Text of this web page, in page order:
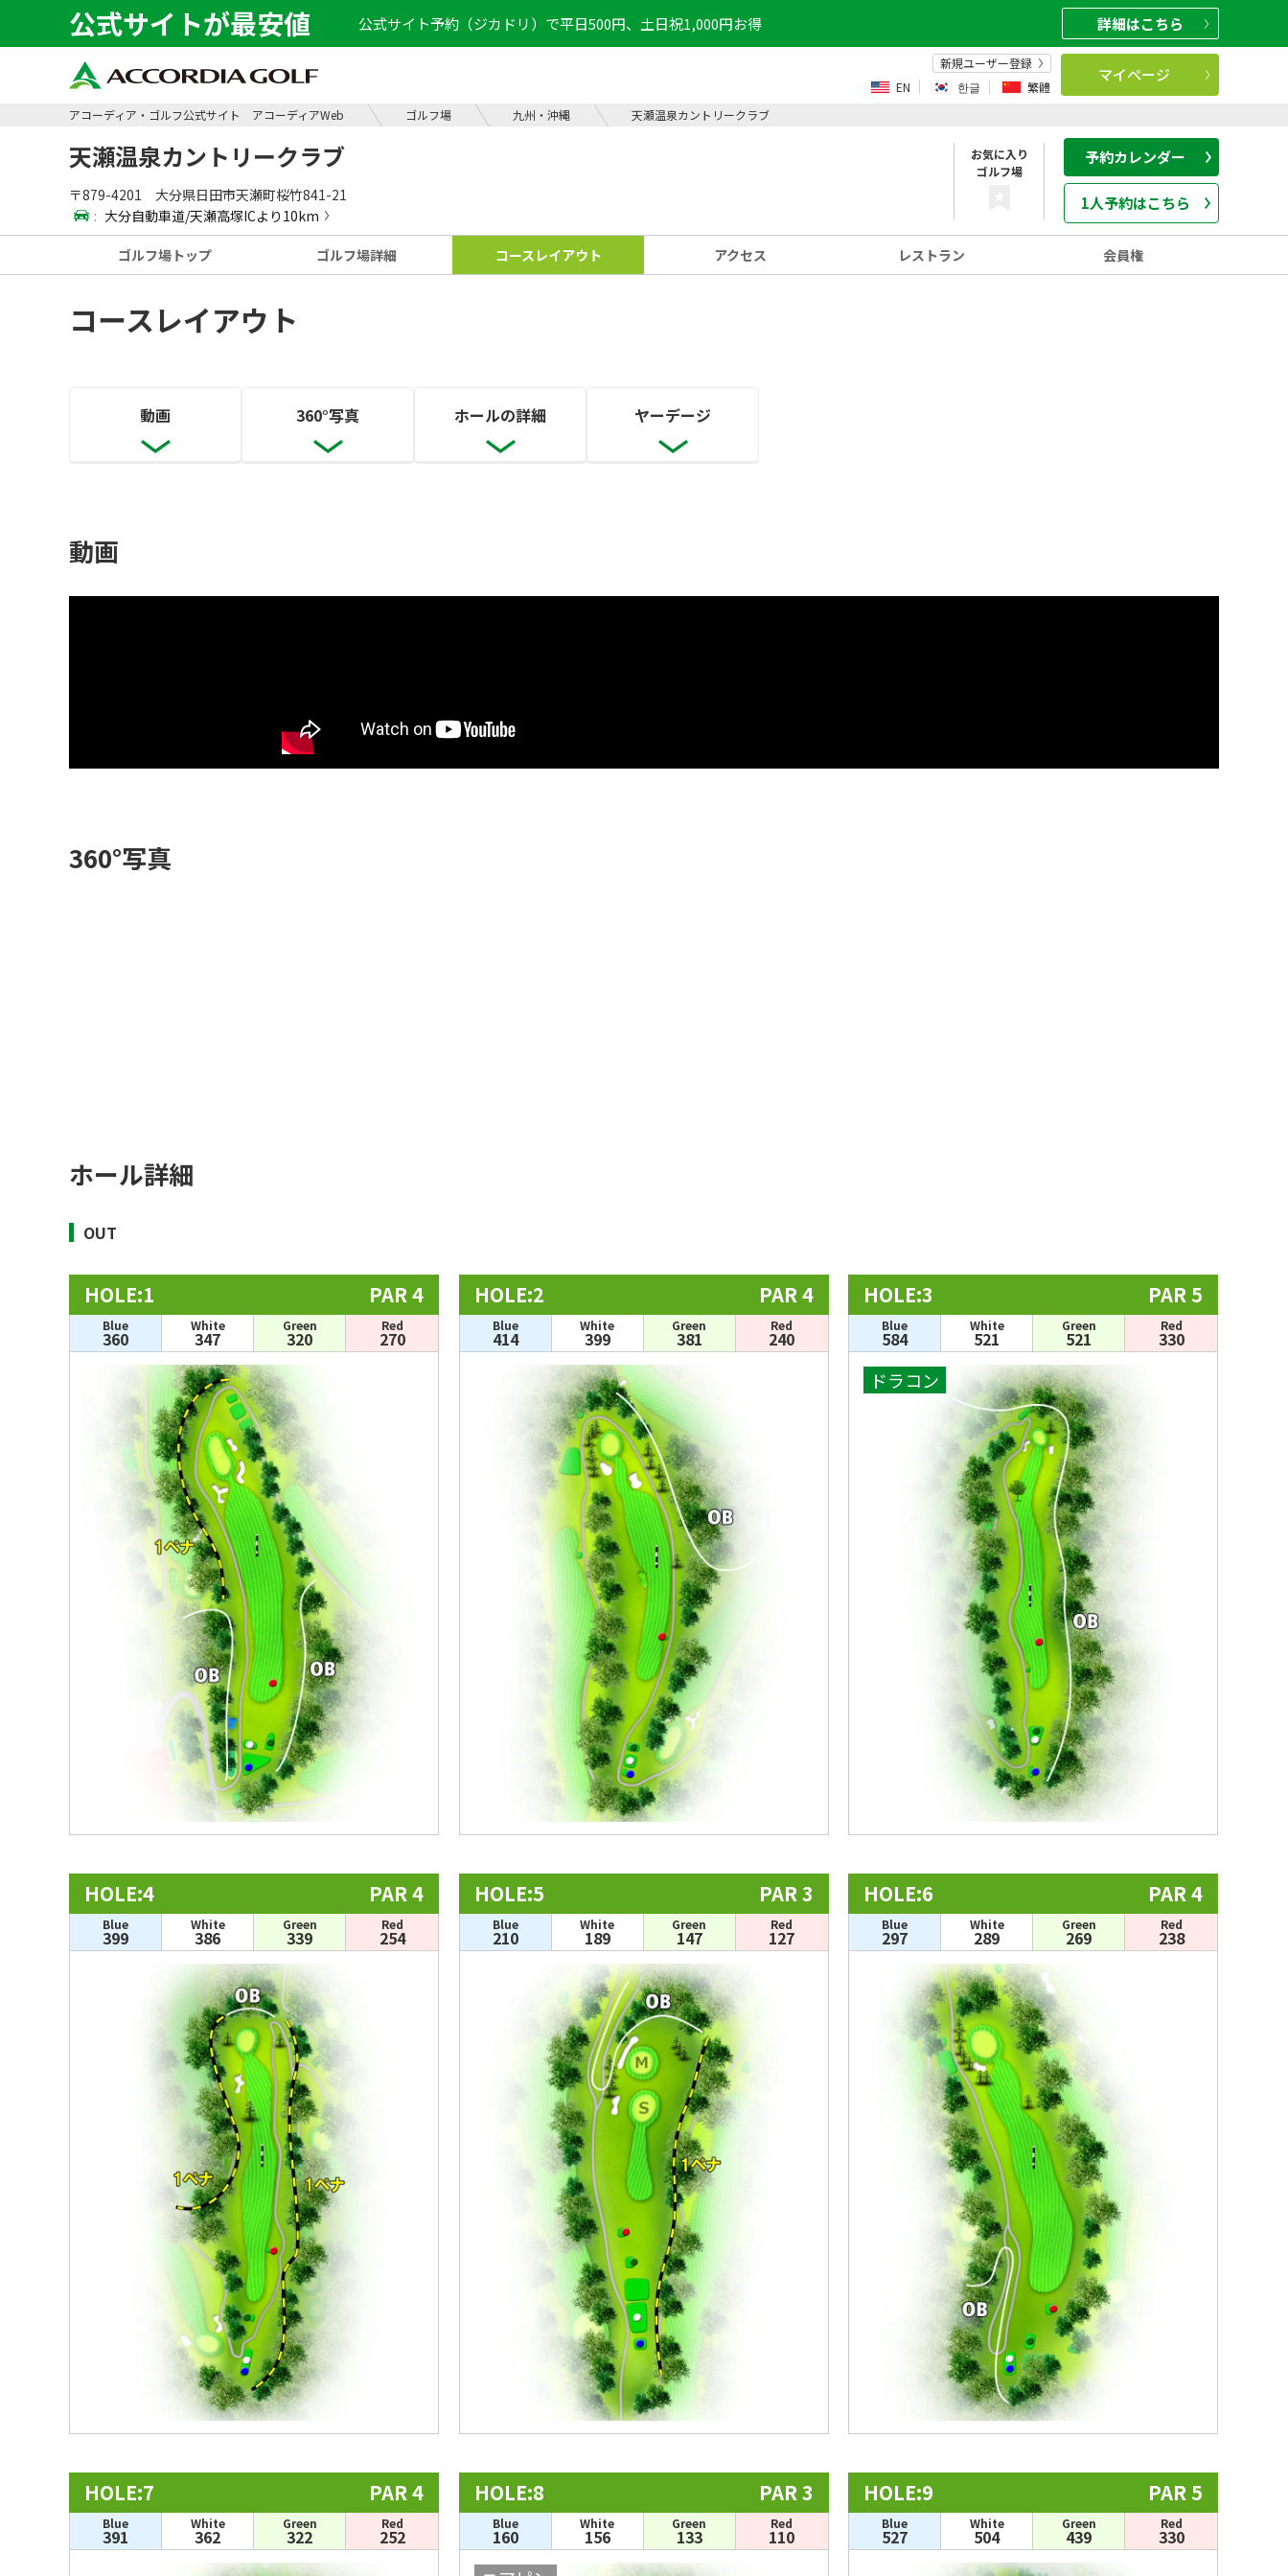
公式サイトが最安値 公式サイト予約（ジカドリ）で平日500円、土日祝1,000円お得 詳細はこちら
新規ユーザー登録
EN
한글 繁體
マイページ
アコーディア・ゴルフ公式サイト アコーディアWeb ゴルフ場 九州・沖縄 天瀬温泉カントリークラブ
天瀬温泉カントリークラブ
〒879-4201 大分県日田市天瀬町桜竹841-21
: 大分自動車道/天瀬高塚ICより10km
お気に入り
ゴルフ場
予約カレンダー
1人予約はこちら
ゴルフ場 トップ ゴルフ場詳細 コース レイアウト アクセス レストラン 会員権
コースレイアウト
動画 360°写真 ホールの詳細 ヤーデージ
動画
360°写真
ホール詳細
OUT
HOLE:1 PAR 4
Blue
360
White
347
Green
320
Red
270
HOLE:2 PAR 4
Blue
414
White
399
Green
381
Red
240
HOLE:3 PAR 5
Blue
584
White
521
Green
521
Red
330
ドラコン
HOLE:4 PAR 4
Blue
399
White
386
Green
339
Red
254
HOLE:5 PAR 3
Blue
210
White
189
Green
147
Red
127
HOLE:6 PAR 4
Blue
297
White
289
Green
269
Red
238
HOLE:7 PAR 4
Blue
391
White
362
Green
322
Red
252
HOLE:8 PAR 3
Blue
160
White
156
Green
133
Red
110
HOLE:9 PAR 5
Blue
527
White
504
Green
439
Red
330